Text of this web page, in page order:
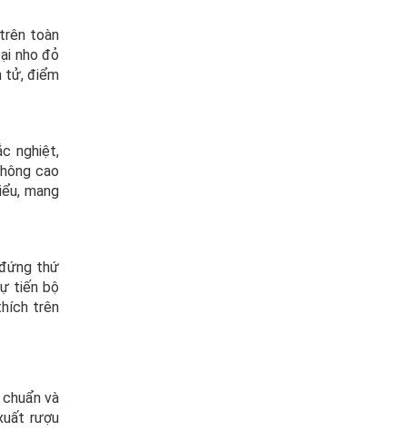
toàn
nho đỏ
tử, điểm
nghiệt,
cao
mang
thứ
tiến bộ
trên
và
rượu